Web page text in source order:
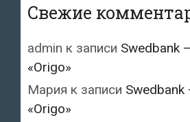
Свежие
admin к записи Swedbank
«Origo»
Мария к записи
«Origo»